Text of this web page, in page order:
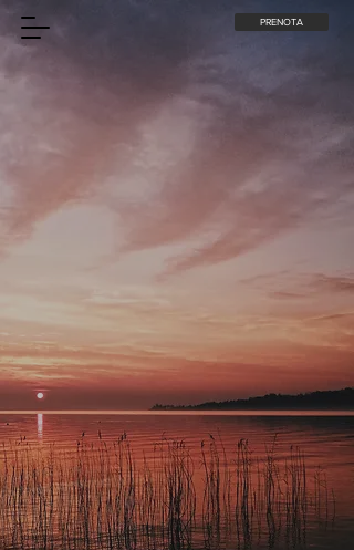
PRENOTA